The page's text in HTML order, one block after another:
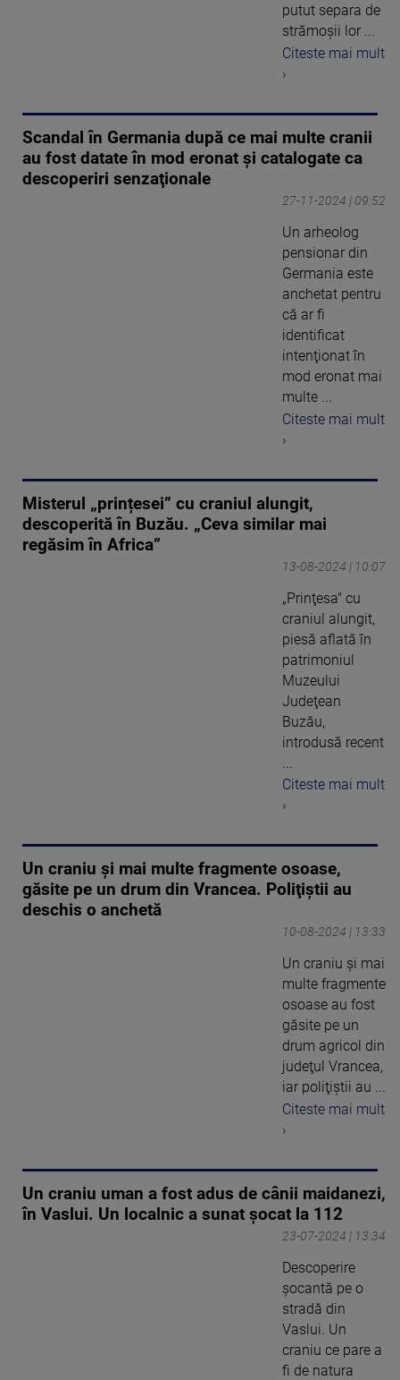
putut separa de
strămoşii lor ...
Citeste mai mult
›
Scandal în Germania după ce mai multe cranii
au fost datate în mod eronat şi catalogate ca
descoperiri senzaţionale
27-11-2024 | 09:52
Un arheolog
pensionar din
Germania este
anchetat pentru
că ar fi
identificat
intenţionat în
mod eronat mai
multe ...
Citeste mai mult
›
Misterul „prințesei” cu craniul alungit,
descoperită în Buzău. „Ceva similar mai
regăsim în Africa”
13-08-2024 | 10:07
„Prinţesa" cu
craniul alungit,
piesă aflată în
patrimoniul
Muzeului
Judeţean
Buzău,
introdusă recent
Citeste mai mult
›
Un craniu şi mai multe fragmente osoase,
găsite pe un drum din Vrancea. Poliţiştii au
deschis o anchetă
10-08-2024 | 13:33
Un craniu şi mai
multe fragmente
osoase au fost
găsite pe un
drum agricol din
judeţul Vrancea,
iar poliţiştii au ...
Citeste mai mult
›
Un craniu uman a fost adus de cânii maidanezi,
în Vaslui. Un localnic a sunat șocat la 112
23-07-2024 | 13:34
Descoperire
șocantă pe o
stradă din
Vaslui. Un
craniu ce pare a
fi de natura